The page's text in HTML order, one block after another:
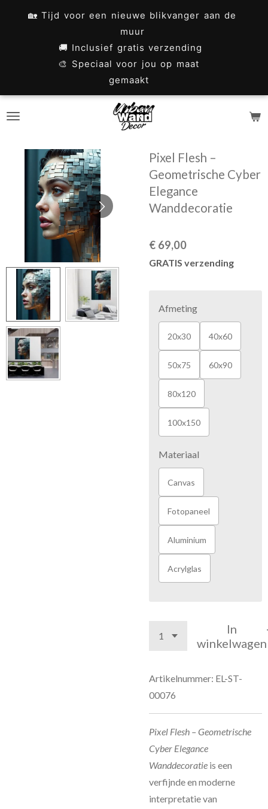
🏡 Tijd voor een nieuwe blikvanger aan de
muur
🚚 Inclusief gratis verzending
🎨 Speciaal voor jou op maat
gemaakt
Pixel Flesh –
Geometrische Cyber
Elegance
Wanddecoratie
€ 69,00
GRATIS verzending
Afmeting
20x30 40x60
50x75 60x90
80x120
100x150
Materiaal
Canvas
Fotopaneel
Aluminium
Acrylglas
In
winkelwagen
Artikelnummer: EL-ST-
00076
Pixel Flesh – Geometrische
Cyber Elegance
Wanddecoratie is een
verfijnde en moderne
interpretatie van